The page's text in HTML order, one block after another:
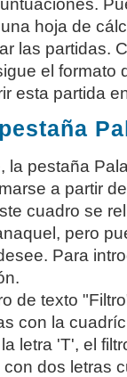
hoja de
las partidas.
el formato
esta partida
la pestaña
a partir
cuadro se
pero
Para
de texto
con la
letra 'T', el
dos letras